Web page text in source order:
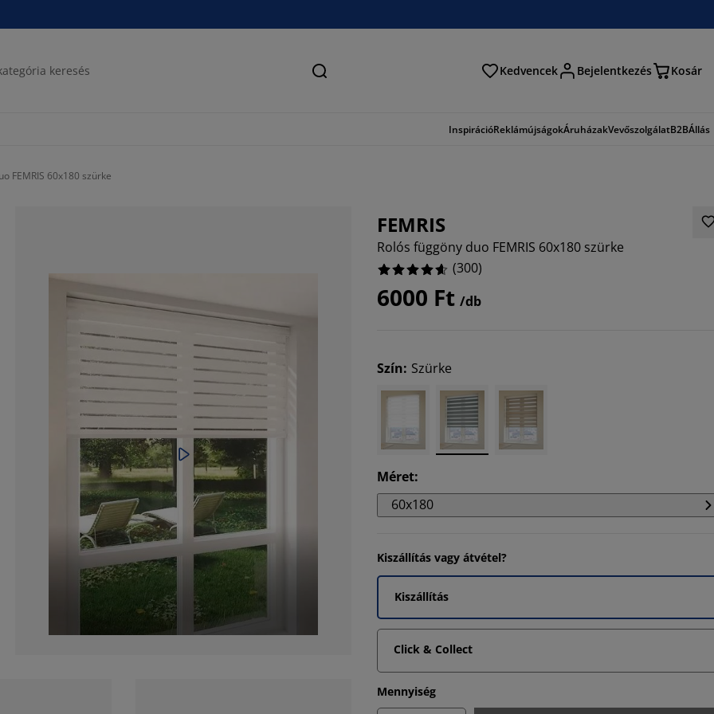
Keresés Kedvencek Bejelentkezés Kosár
InspirációReklámújságokÁruházakVevőszolgálatB2BÁllás
FEMRIS 60x180 szürke
FEMRIS
Rolós függöny duo FEMRIS 60x180 szürke
(300)
6000 Ft /db
Szín: Szürke
Méret:
60x180
Kiszállítás vagy átvétel?
Kiszállítás
Click & Collect
Mennyiség
5.666666666666666%
1.3333333333333335%
4.333333333333334%